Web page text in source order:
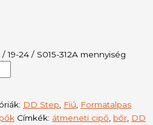
24 / S015-312A mennyiség
DD Step Fiú
Formatalpas
Címkék: átmeneti cipő bőr DD